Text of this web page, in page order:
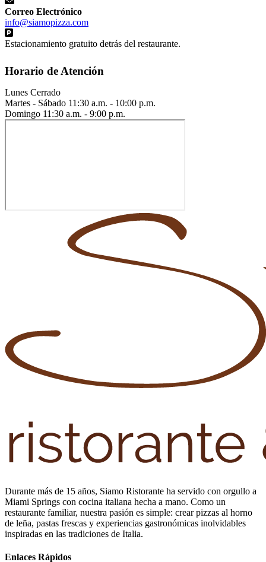
Correo Electrónico
info@siamopizza.com
Estacionamiento gratuito detrás del restaurante.
Horario de Atención
Lunes Cerrado
Martes - Sábado 11:30 a.m. - 10:00 p.m.
Domingo 11:30 a.m. - 9:00 p.m.
Durante más de 15 años, Siamo Ristorante ha servido con orgullo a
Miami Springs con cocina italiana hecha a mano. Como un
restaurante familiar, nuestra pasión es simple: crear pizzas al horno
de leña, pastas frescas y experiencias gastronómicas inolvidables
inspiradas en las tradiciones de Italia.
Enlaces Rápidos